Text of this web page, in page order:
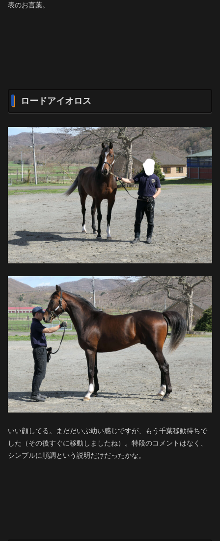
表のお言葉。
ロードアイオロス
いい顔してる。まだだいぶ幼い感じですが、もう千葉移動待ちで
した（その後すぐに移動しましたね）。特段のコメントはなく、
シンプルに順調という説明だけだったかな。